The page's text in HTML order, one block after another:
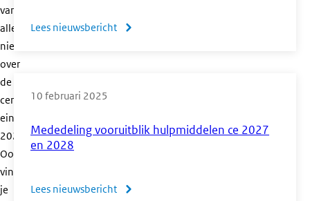
van
alle
nieuwsberichten
over
de
centrale
eindexamens
2027.
Ook
vind
je
Lees nieuwsbericht
over
2028
Mededeling vooruitblik hulpmiddelen ce 2027
en 2028
10 februari 2025
Lees nieuwsbericht
over